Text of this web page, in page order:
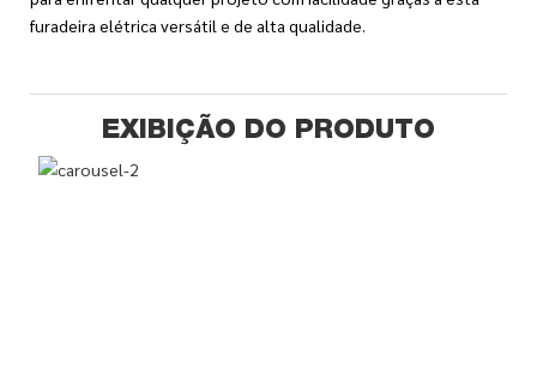
furadeira elétrica versátil e de alta qualidade.
EXIBIÇÃO DO PRODUTO